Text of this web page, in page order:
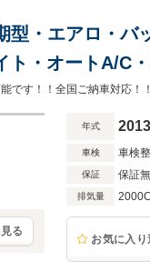
型・エアロ・バ
ト・オートA/C
滑り防止装置
る
年式 2013
車検 車検
保証 保証無
排気量
お気に入り